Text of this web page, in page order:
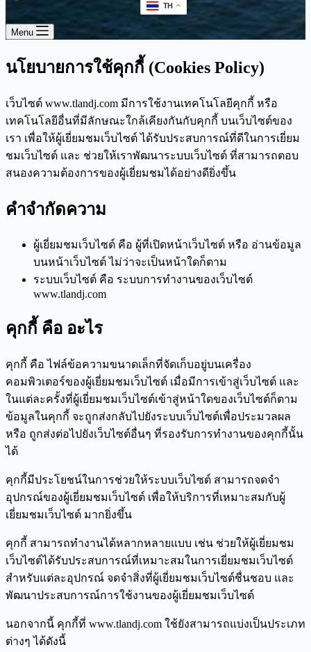
TH
Menu
นโยบายการใช้คุกกี้ (Cookies Policy)
เว็บไซต์ www.tlandj.com มีการใช้งานเทคโนโลยีคุกกี้ หรือ
เทคโนโลยีอื่นที่มีลักษณะใกล้เคียงกันกับคุกกี้ บนเว็บไซต์ของ
เรา เพื่อให้ผู้เยี่ยมชมเว็บไซต์ ได้รับประสบการณ์ที่ดีในการเยี่ยม
ชมเว็บไซต์ และ ช่วยให้เราพัฒนาระบบเว็บไซต์ ที่สามารถตอบ
สนองความต้องการของผู้เยี่ยมชมได้อย่างดียิ่งขึ้น
คำจำกัดความ
ผู้เยี่ยมชมเว็บไซต์ คือ ผู้ที่เปิดหน้าเว็บไซต์ หรือ อ่านข้อมูล
บนหน้าเว็บไซต์ ไม่ว่าจะเป็นหน้าใดก็ตาม
ระบบเว็บไซต์ คือ ระบบการทำงานของเว็บไซต์
www.tlandj.com
คุกกี้ คือ อะไร
คุกกี้ คือ ไฟล์ข้อความขนาดเล็กที่จัดเก็บอยู่บนเครื่อง
คอมพิวเตอร์ของผู้เยี่ยมชมเว็บไซต์ เมื่อมีการเข้าสู่เว็บไซต์ และ
ในแต่ละครั้งที่ผู้เยี่ยมชมเว็บไซต์เข้าสู่หน้าใดของเว็บไซต์ก็ตาม
ข้อมูลในคุกกี้ จะถูกส่งกลับไปยังระบบเว็บไซต์เพื่อประมวลผล
หรือ ถูกส่งต่อไปยังเว็บไซต์อื่นๆ ที่รองรับการทำงานของคุกกี้นั้น
ได้
คุกกี้มีประโยชน์ในการช่วยให้ระบบเว็บไซต์ สามารถจดจำ
อุปกรณ์ของผู้เยี่ยมชมเว็บไซต์ เพื่อให้บริการที่เหมาะสมกับผู้
เยี่ยมชมเว็บไซต์ มากยิ่งขึ้น
คุกกี้ สามารถทำงานได้หลากหลายแบบ เช่น ช่วยให้ผู้เยี่ยมชม
เว็บไซต์ได้รับประสบการณ์ที่เหมาะสมในการเยี่ยมชมเว็บไซต์
สำหรับแต่ละอุปกรณ์ จดจำสิ่งที่ผู้เยี่ยมชมเว็บไซต์ชื่นชอบ และ
พัฒนาประสบการณ์การใช้งานของผู้เยี่ยมชมเว็บไซต์
นอกจากนี้ คุกกี้ที่ www.tlandj.com ใช้ยังสามารถแบ่งเป็นประเภท
ต่างๆ ได้ดังนี้